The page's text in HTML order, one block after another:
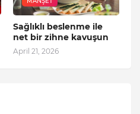
Sağlıklı beslenme ile
net bir zihne kavuşun
April 21, 2026